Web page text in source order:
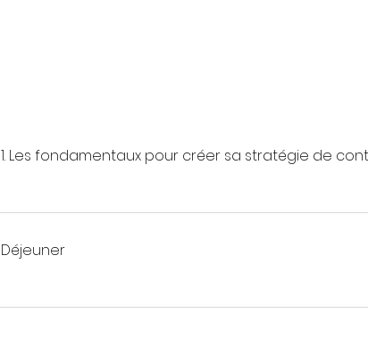
1. Les fondamentaux pour créer sa stratégie de
Déjeuner